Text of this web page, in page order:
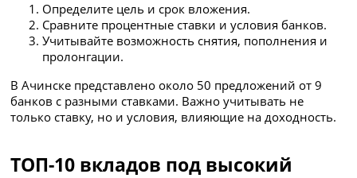
Определите цель и срок вложения.
Сравните процентные ставки и условия банков.
Учитывайте возможность снятия, пополнения и
пролонгации.
В Ачинске представлено около 50 предложений от 9
банков с разными ставками. Важно учитывать не
только ставку, но и условия, влияющие на доходность.
ТОП-10 вкладов под высокий